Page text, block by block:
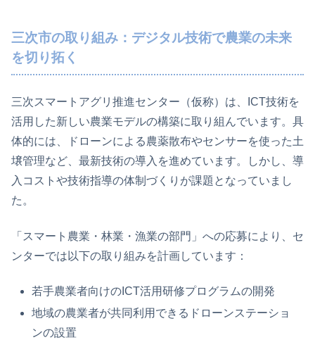
三次市の取り組み：デジタル技術で農業の未来
を切り拓く
三次スマートアグリ推進センター（仮称）は、ICT技術を
活用した新しい農業モデルの構築に取り組んでいます。具
体的には、ドローンによる農薬散布やセンサーを使った土
壌管理など、最新技術の導入を進めています。しかし、導
入コストや技術指導の体制づくりが課題となっていまし
た。
「スマート農業・林業・漁業の部門」への応募により、セ
ンターでは以下の取り組みを計画しています：
若手農業者向けのICT活用研修プログラムの開発
地域の農業者が共同利用できるドローンステーショ
ンの設置